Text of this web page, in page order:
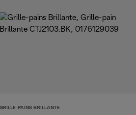
GRILLE-PAINS BRILLANTE